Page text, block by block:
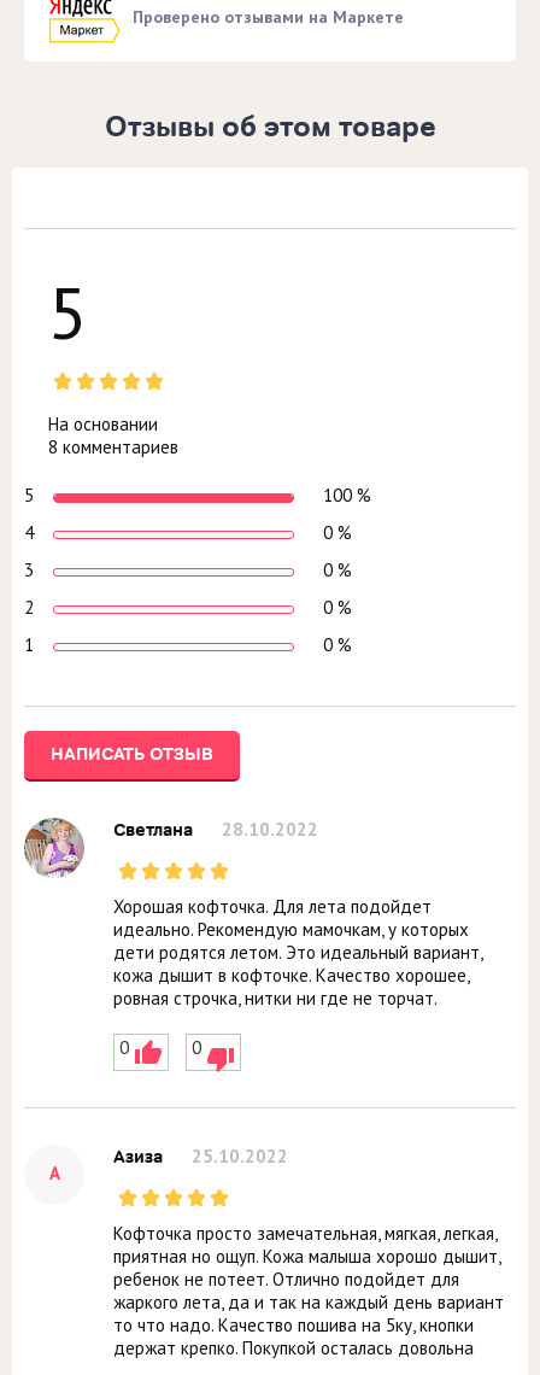
Проверено отзывами на Маркете
Отзывы об этом товаре
5
На основании
8 комментариев
5
100 %
4
0 %
3
0 %
2
0 %
1
0 %
НАПИСАТЬ ОТЗЫВ
Светлана 28.10.2022
Хорошая кофточка. Для лета подойдет
идеально. Рекомендую мамочкам, у которых
дети родятся летом. Это идеальный вариант,
кожа дышит в кофточке. Качество хорошее,
ровная строчка, нитки ни где не торчат.
0 0
А
Азиза 25.10.2022
Кофточка просто замечательная, мягкая, легкая,
приятная но ощуп. Кожа малыша хорошо дышит,
ребенок не потеет. Отлично подойдет для
жаркого лета, да и так на каждый день вариант
то что надо. Качество пошива на 5ку, кнопки
держат крепко. Покупкой осталась довольна